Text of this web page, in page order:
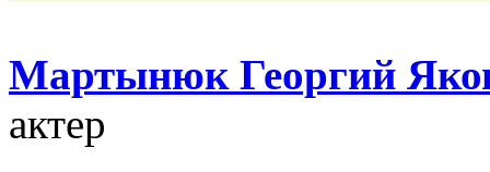
Мартынюк Георгий
актер